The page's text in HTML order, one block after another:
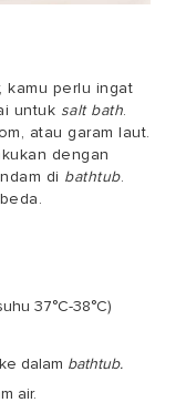
kamu perlu ingat
untuk salt bath.
atau garam laut.
dengan
di bathtub.
37°C-38°C)
ke dalam bathtub.
air.